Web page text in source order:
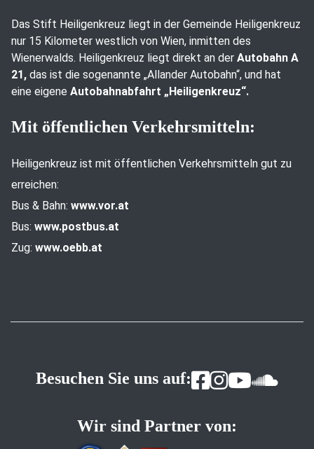
Das Stift Heiligenkreuz liegt in der Gemeinde Heiligenkreuz
nur 15 Kilometer westlich von Wien, inmitten des
Wienerwalds. Heiligenkreuz liegt direkt an der Autobahn A
21, das ist die sogenannte „Allander Autobahn“, und hat
eine eigene Autobahnabfahrt „Heiligenkreuz“.
Mit öffentlichen Verkehrsmitteln:
Heiligenkreuz ist mit öffentlichen Verkehrsmitteln gut zu
erreichen:
Bus & Bahn: www.vor.at
Bus: www.postbus.at
Zug: www.oebb.at
Besuchen Sie uns auf:
Wir sind Partner von: